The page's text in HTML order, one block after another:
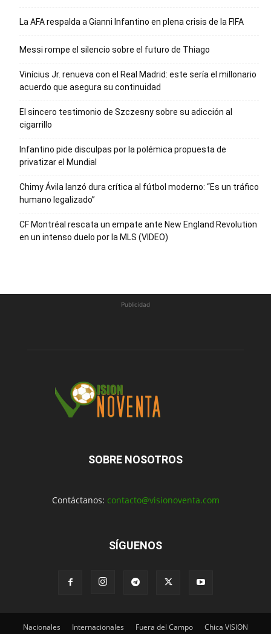
La AFA respalda a Gianni Infantino en plena crisis de la FIFA
Messi rompe el silencio sobre el futuro de Thiago
Vinícius Jr. renueva con el Real Madrid: este sería el millonario
acuerdo que asegura su continuidad
El sincero testimonio de Szczesny sobre su adicción al
cigarrillo
Infantino pide disculpas por la polémica propuesta de
privatizar el Mundial
Chimy Ávila lanzó dura crítica al fútbol moderno: “Es un tráfico
humano legalizado”
CF Montréal rescata un empate ante New England Revolution
en un intenso duelo por la MLS (VIDEO)
Publicidad
SOBRE NOSOTROS
Contáctanos: contacto@visionoventa.com
SÍGUENOS
Nacionales Internacionales Fuera del Campo Chica VISION